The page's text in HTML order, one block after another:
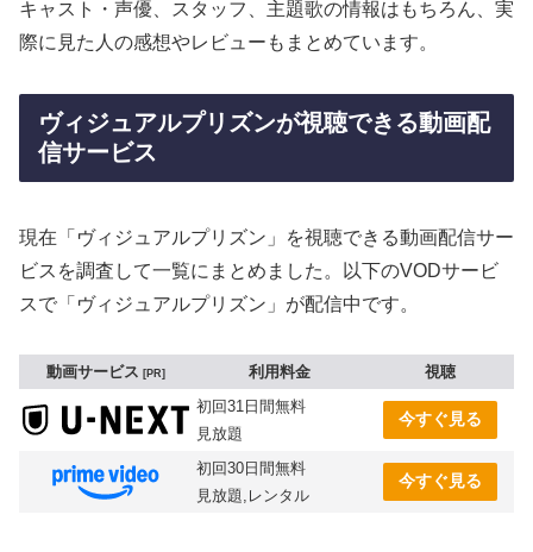
キャスト・声優、スタッフ、主題歌の情報はもちろん、実
際に見た人の感想やレビューもまとめています。
ヴィジュアルプリズンが視聴できる動画配
信サービス
現在「ヴィジュアルプリズン」を視聴できる動画配信サー
ビスを調査して一覧にまとめました。以下のVODサービ
スで「ヴィジュアルプリズン」が配信中です。
動画サービス PR 利用料金
視聴
初回31日間無料
見放題
今すぐ見る
初回30日間無料
見放題,レンタル
今すぐ見る